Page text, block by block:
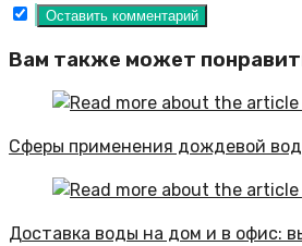
Вам также может
Сферы применения дождевой
Доставка воды на дом и в офис: